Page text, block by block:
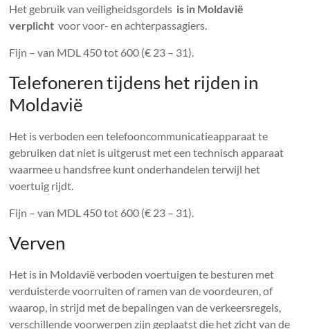
Het gebruik van veiligheidsgordels is in Moldavië
verplicht voor voor- en achterpassagiers.
Fijn – van MDL 450 tot 600 (€ 23 – 31).
Telefoneren tijdens het rijden in
Moldavië
Het is verboden een telefooncommunicatieapparaat te
gebruiken dat niet is uitgerust met een technisch apparaat
waarmee u handsfree kunt onderhandelen terwijl het
voertuig rijdt.
Fijn – van MDL 450 tot 600 (€ 23 – 31).
Verven
Het is in Moldavië verboden voertuigen te besturen met
verduisterde voorruiten of ramen van de voordeuren, of
waarop, in strijd met de bepalingen van de verkeersregels,
verschillende voorwerpen zijn geplaatst die het zicht van de